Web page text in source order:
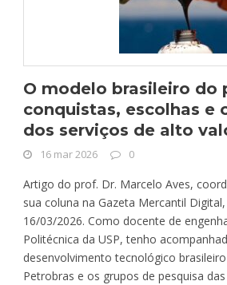
O modelo brasileiro do
conquistas, escolhas e
dos serviços de alto
16 mar 2026 0
Artigo do prof. Dr. Marcelo Aves,
sua coluna na Gazeta Mercantil
16/03/2026. Como docente de
Politécnica da USP, tenho
desenvolvimento tecnológico
Petrobras e os grupos de pesquisa